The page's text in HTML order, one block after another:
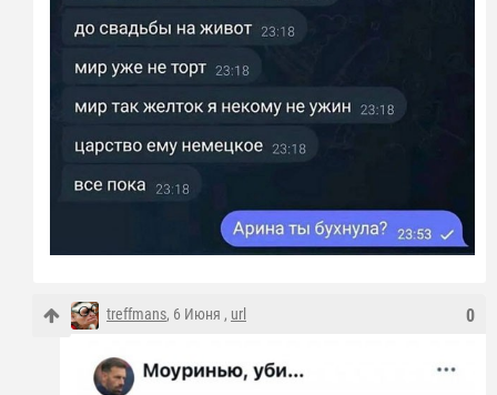
0
treffmans, 6 Июня , url